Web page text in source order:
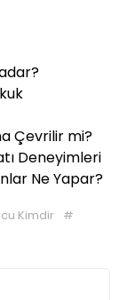
Çevrilir mi?
Deneyimleri
Ne Yapar?
Kimdir
#